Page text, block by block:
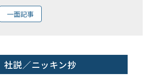
一面記事
社説／ニッキン抄